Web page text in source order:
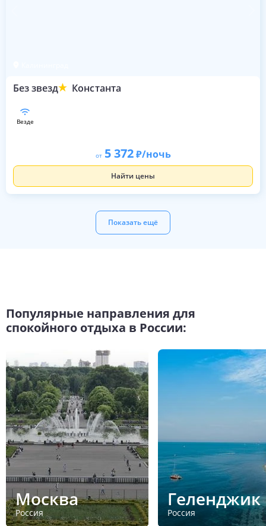
Без звезд Константа
везде
от 5 372 /ночь
Найти цены
Показать ещё
Популярные направления для
спокойного отдыха в России:
Москва
Россия
Геленджик
Россия